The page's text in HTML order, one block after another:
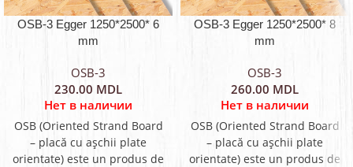
OSB-3 Egger 1250*2500* 6
mm
OSB-3
230.00 MDL
Нет в наличии
OSB (Oriented Strand Board
– placă cu așchii plate
orientate) este un produs de
OSB-3 Egger 1250*2500* 8
mm
OSB-3
260.00 MDL
Нет в наличии
OSB (Oriented Strand Board
– placă cu așchii plate
orientate) este un produs de